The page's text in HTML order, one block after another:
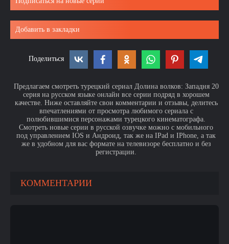
Добавить в закладки
Поделиться
Предлагаем смотреть турецкий сериал Долина волков: Западня 20
серия на русском языке онлайн все серии подряд в хорошем
качестве. Ниже оставляйте свои комментарии и отзывы, делитесь
впечатлениями от просмотра любимого сериала с
полюбившимися персонажами турецкого кинематографа.
Смотреть новые серии в русской озвучке можно с мобильного
под управлением IOS и Андроид, так же на IPad и IPhone, а так
же в удобном для вас формате на телевизоре бесплатно и без
регистрации.
КОММЕНТАРИИ